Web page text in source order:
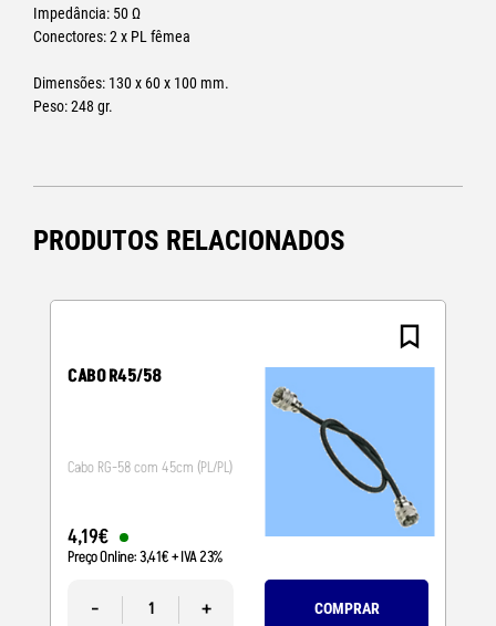
Impedância: 50 Ω
Conectores: 2 x PL fêmea
Dimensões: 130 x 60 x 100 mm.
Peso: 248 gr.
PRODUTOS RELACIONADOS
CABO R45/58
Cabo RG-58 com 45cm (PL/PL)
4,19€
Preço Online:3,41€+ IVA 23%
- + COMPRAR